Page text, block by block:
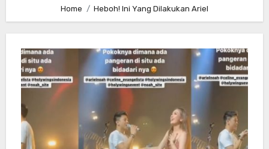
Home Heboh! Ini Yang Dilakukan Ariel